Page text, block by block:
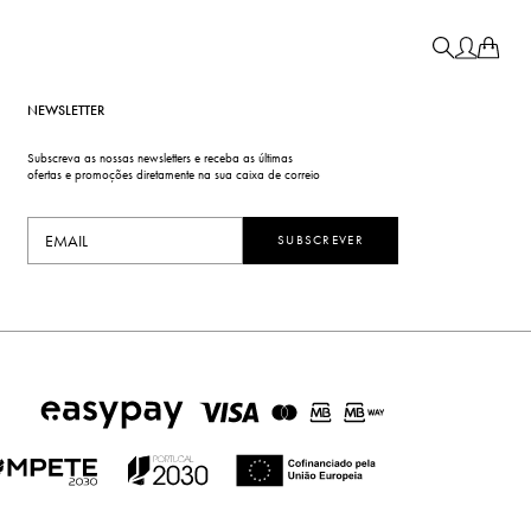
NEWSLETTER
Subscreva as nossas newsletters e receba as últimas
ofertas e promoções diretamente na sua caixa de correio
SUBSCREVER